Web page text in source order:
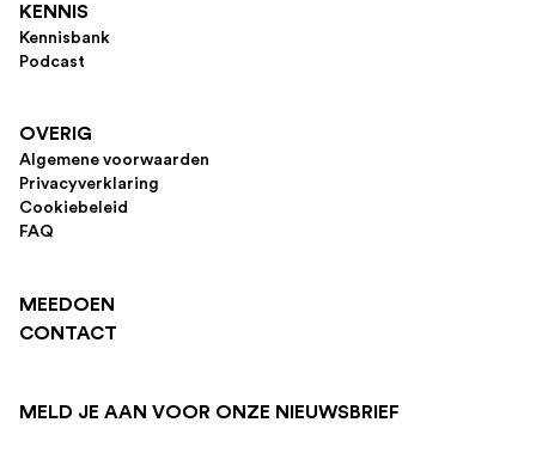
KENNIS
Kennisbank
Podcast
OVERIG
Algemene voorwaarden
Privacyverklaring
Cookiebeleid
FAQ
MEEDOEN
CONTACT
MELD JE AAN VOOR ONZE NIEUWSBRIEF